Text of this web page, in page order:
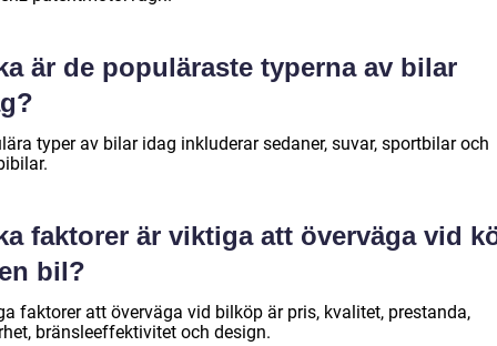
är de populäraste typerna av bilar
typer av bilar idag inkluderar sedaner, suvar, sportbilar och
faktorer är viktiga att överväga vid
bil?
faktorer att överväga vid bilköp är pris, kvalitet, prestanda,
bränsleeffektivitet och design.